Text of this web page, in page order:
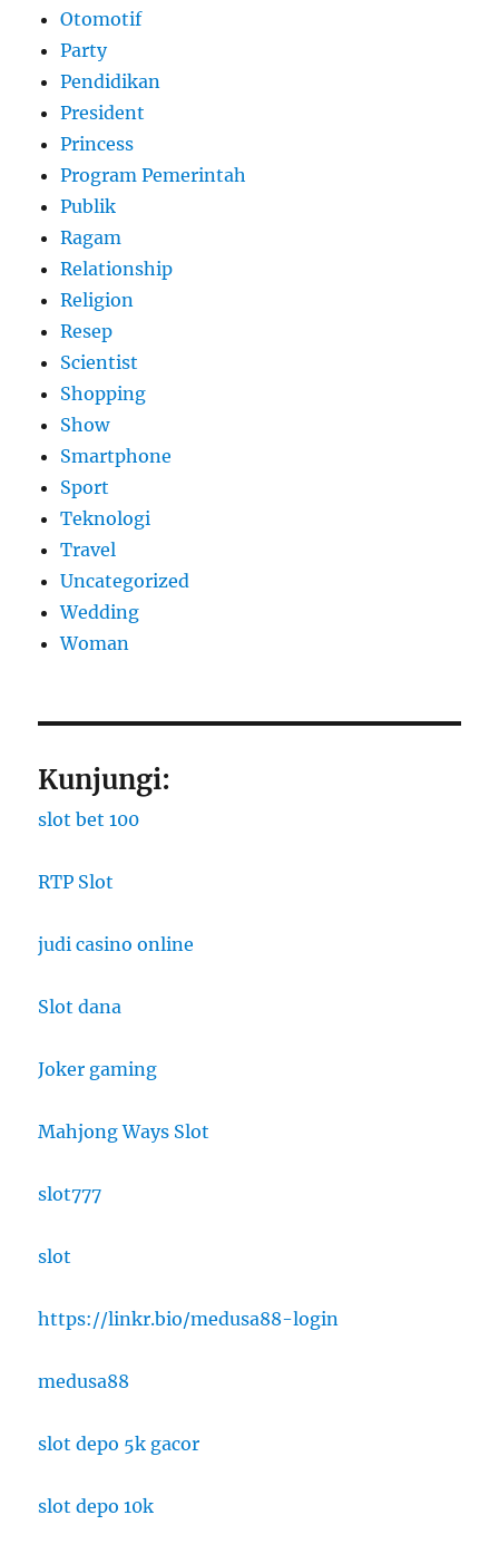
Otomotif
Party
Pendidikan
President
Princess
Program Pemerintah
Publik
Ragam
Relationship
Religion
Resep
Scientist
Shopping
Show
Smartphone
Sport
Teknologi
Travel
Uncategorized
Wedding
Woman
Kunjungi:
slot bet 100
RTP Slot
judi casino online
Slot dana
Joker gaming
Mahjong Ways Slot
slot777
slot
https://linkr.bio/medusa88-login
medusa88
slot depo 5k gacor
slot depo 10k